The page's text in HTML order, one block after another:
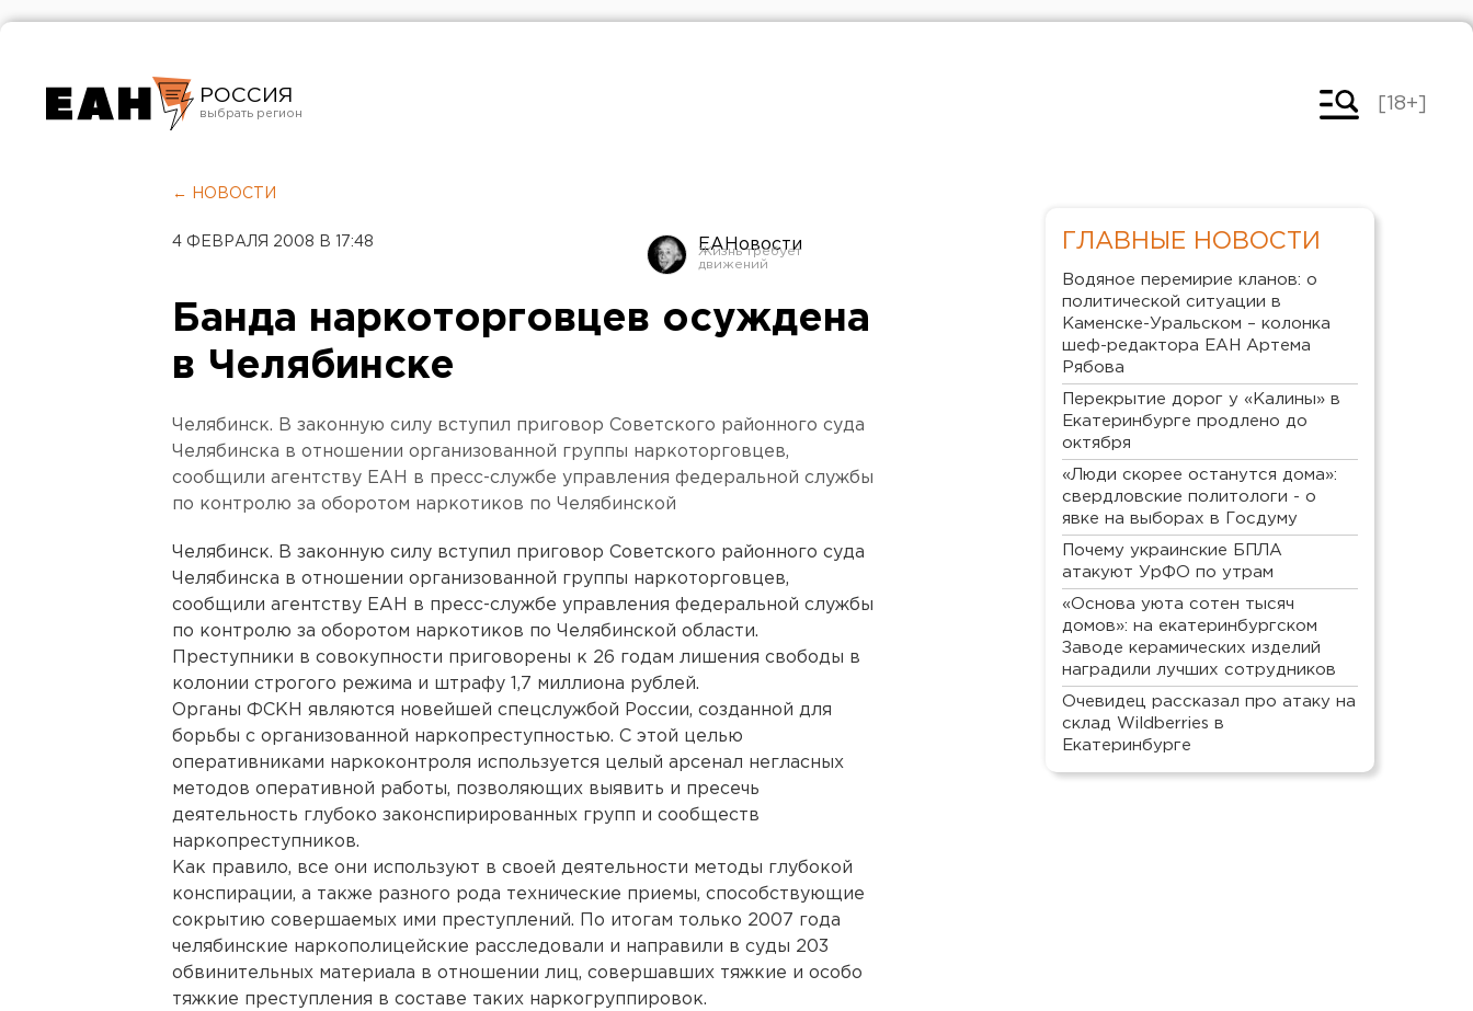
РОССИЯ
Челябинск
[18+]
← НОВОСТИ
4 ФЕВРАЛЯ 2008 В 17:48 ЕАНовости
Банда наркоторговцев осуждена
в Челябинске
Челябинск. В законную силу вступил приговор Советского районного суда
Челябинска в отношении организованной группы наркоторговцев,
сообщили агентству ЕАН в пресс-службе управления федеральной службы
по контролю за оборотом наркотиков по Челябинской
Челябинск. В законную силу вступил приговор Советского районного суда
Челябинска в отношении организованной группы наркоторговцев,
сообщили агентству ЕАН в пресс-службе управления федеральной службы
по контролю за оборотом наркотиков по Челябинской области.
Преступники в совокупности приговорены к 26 годам лишения свободы в
колонии строгого режима и штрафу 1,7 миллиона рублей.
Органы ФСКН являются новейшей спецслужбой России, созданной для
борьбы с организованной наркопреступностью. С этой целью
оперативниками наркоконтроля используется целый арсенал негласных
методов оперативной работы, позволяющих выявить и пресечь
деятельность глубоко законспирированных групп и сообществ
наркопреступников.
Как правило, все они используют в своей деятельности методы глубокой
конспирации, а также разного рода технические приемы, способствующие
сокрытию совершаемых ими преступлений. По итогам только 2007 года
челябинские наркополицейские расследовали и направили в суды 203
обвинительных материала в отношении лиц, совершавших тяжкие и особо
тяжкие преступления в составе таких наркогруппировок.
ГЛАВНЫЕ НОВОСТИ
Водяное перемирие кланов: о
политической ситуации в
Каменске-Уральском – колонка
шеф-редактора ЕАН Артема
Рябова
Перекрытие дорог у «Калины» в
Екатеринбурге продлено до
октября
«Люди скорее останутся дома»:
свердловские политологи - о
явке на выборах в Госдуму
Почему украинские БПЛА
атакуют УрФО по утрам
«Основа уюта сотен тысяч
домов»: на екатеринбургском
Заводе керамических изделий
наградили лучших сотрудников
Очевидец рассказал про атаку на
склад Wildberries в
Екатеринбурге